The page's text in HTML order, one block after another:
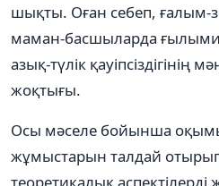
шықты. Оған себеп, ғалым-
маман-басшыларда ғылыми
азық-түлік қауіпсіздігінің
жоқтығы.
Осы мәселе бойынша
жұмыстарын талдай
теоретикалық аспектілерді